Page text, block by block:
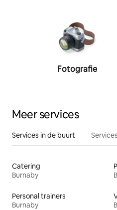
Fotografie
Meer services
Services in de buurt
Catering
Burnaby
Personal trainers
Burnaby